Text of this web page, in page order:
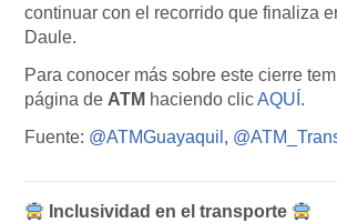
continuar con el recorrido que finaliza
Daule.
Para conocer más sobre este cierre
página de ATM haciendo clicAQUÍ .
Fuente: @ATMGuayaquil ,
Inclusividad en el transporte